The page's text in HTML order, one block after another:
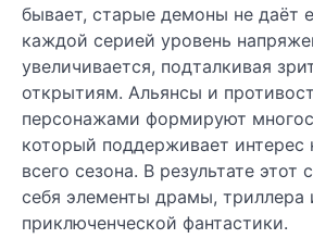
бывает, старые демоны не даёт
каждой серией уровень
увеличивается, подталкивая
открытиям. Альянсы и
персонажами формируют
который поддерживает интерес
всего сезона. В результате этот
себя элементы драмы, триллера
приключенческой фантастики.